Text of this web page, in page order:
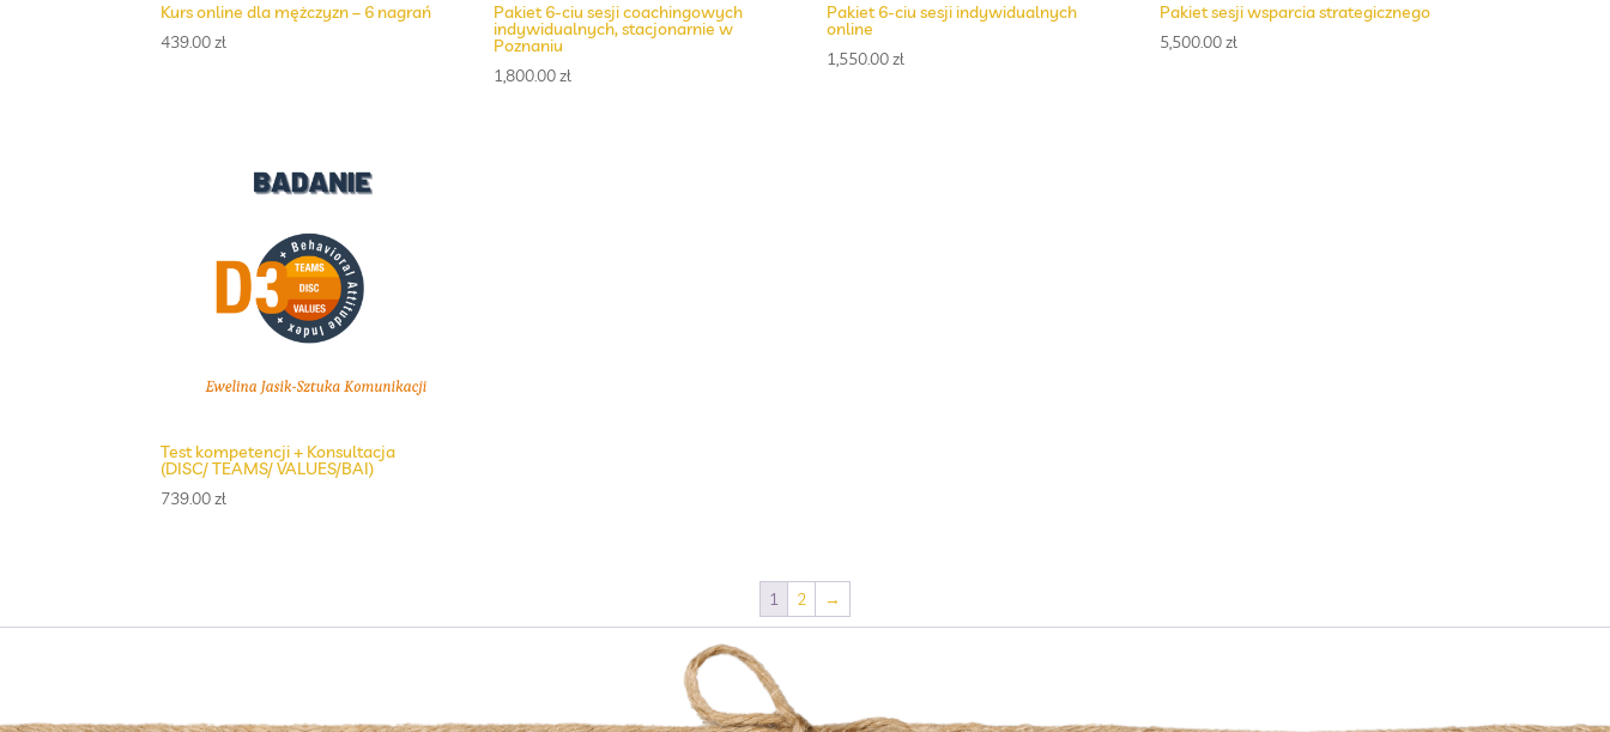
Kurs online dla mężczyzn – 6 nagrań
439.00zł
Pakiet 6-ciu sesji coachingowych
indywidualnych, stacjonarnie w
Poznaniu
1,800.00zł
Pakiet 6-ciu sesji indywidualnych
online
1,550.00zł
Pakiet sesji wsparcia strategicznego
5,500.00zł
Test kompetencji + Konsultacja
(DISC/ TEAMS/ VALUES/BAI)
739.00zł
1 2 →